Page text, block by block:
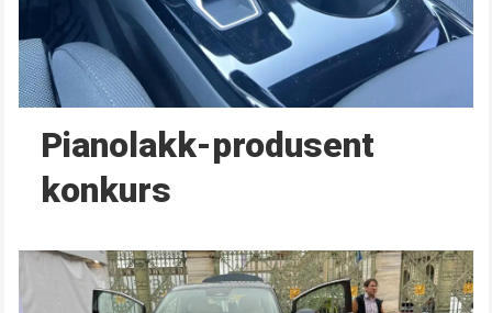
Pianolakk-produsent
konkurs